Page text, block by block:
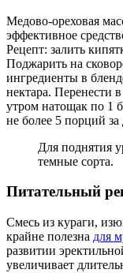
Медово-ореховая
эффективное
Рецепт: залить
Поджарить на
ингредиенты в
нектара. Перенести
утром натощак по 1
не более 5 порций за
Для поднятия
темные сорта.
Питательный
Смесь из кураги,
крайне полезна для
развитии
увеличивает